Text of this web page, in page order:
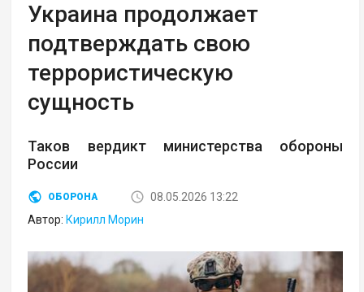
Украина продолжает
подтверждать свою
террористическую
сущность
Таков вердикт министерства обороны
России
ОБОРОНА
08.05.2026 13:22
Автор: Кирилл Морин